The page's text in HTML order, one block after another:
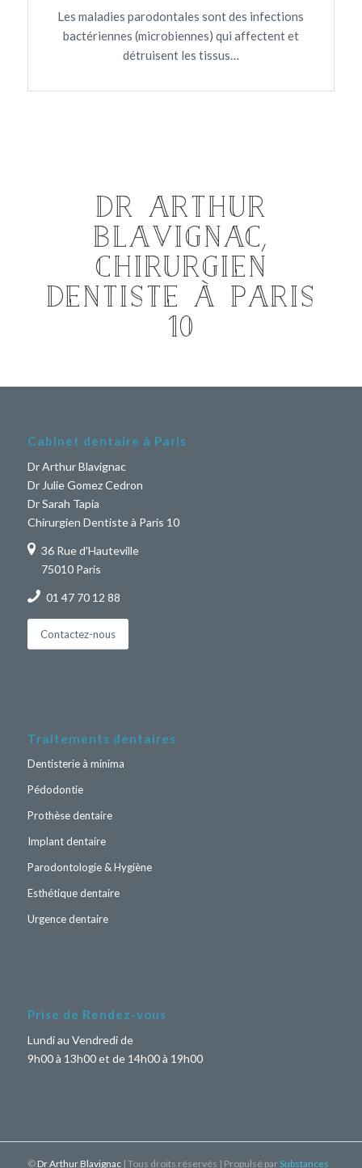
Les maladies parodontales sont des infections
bactériennes (microbiennes) qui affectent et
détruisent les tissus…
Dr Arthur
Blavignac,
Chirurgien
Dentiste à Paris
10
Cabinet dentaire à Paris
Dr Arthur Blavignac
Dr Julie Gomez Cedron
Dr Sarah Tapia
Chirurgien Dentiste à Paris 10
36 Rue d'Hauteville
75010 Paris
01 47 70 12 88
Contactez-nous
Traitements dentaires
Dentisterie à minima
Pédodontie
Prothèse dentaire
Implant dentaire
Parodontologie & Hygiène
Esthétique dentaire
Urgence dentaire
Prise de Rendez-vous
Lundi au Vendredi de
9h00 à 13h00 et de 14h00 à 19h00
© Dr Arthur Blavignac| Tous droits réservés | Propulsé par Substances